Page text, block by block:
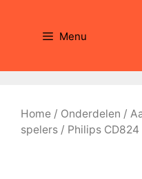
Menu
Home / Onderdelen /
spelers / Philips